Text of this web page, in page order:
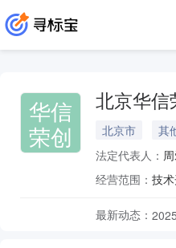
华信
荣创
北京华信
北京市 其
法定代表人：
经营范围：
最新动态：